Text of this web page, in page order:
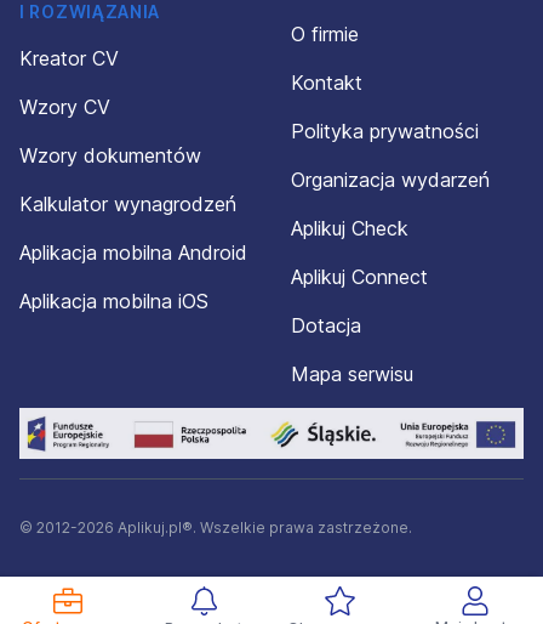
I ROZWIĄZANIA
Kreator CV
Wzory CV
Wzory dokumentów
Kalkulator wynagrodzeń
Aplikacja mobilna Android
Aplikacja mobilna iOS
O firmie
Kontakt
Polityka prywatności
Organizacja wydarzeń
Aplikuj Check
Aplikuj Connect
Dotacja
Mapa serwisu
© 2012-2026 Aplikuj.pl®. Wszelkie prawa zastrzeżone.